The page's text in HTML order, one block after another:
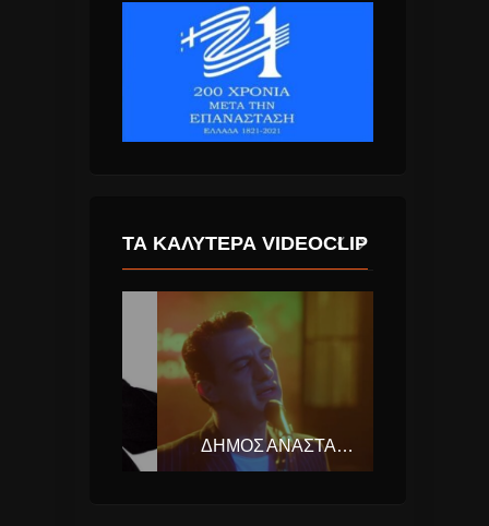
ΤΑ ΚΑΛΎΤΕΡΑ VIDEOCLIP
ΔΉΜΟΣ ΑΝΑΣΤΑΣΙΆΔΗΣ – ΝΑ ΜΟΥ ΕΞΗΓΉΣΕΙΣ